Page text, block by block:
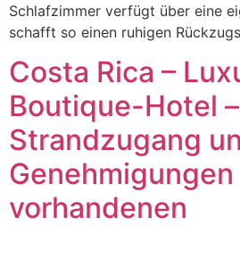
Schlafzimmer verfügt über eine
schafft so einen ruhigen
Costa Rica –
Boutique-Hotel
Strandzugang
Genehmigungen
vorhandenen